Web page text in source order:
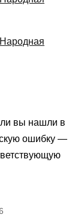
вы нашли в
ошибку —